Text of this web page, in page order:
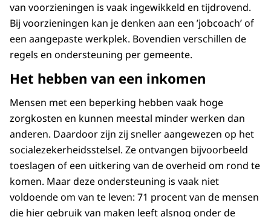
van voorzieningen is vaak ingewikkeld en tijdrovend.
Bij voorzieningen kan je denken aan een ’jobcoach’ of
een aangepaste werkplek. Bovendien verschillen de
regels en ondersteuning per gemeente.
Het hebben van een inkomen
Mensen met een beperking hebben vaak hoge
zorgkosten en kunnen meestal minder werken dan
anderen. Daardoor zijn zij sneller aangewezen op het
socialezekerheidsstelsel. Ze ontvangen bijvoorbeeld
toeslagen of een uitkering van de overheid om rond te
komen. Maar deze ondersteuning is vaak niet
voldoende om van te leven: 71 procent van de mensen
die hier gebruik van maken leeft alsnog onder de